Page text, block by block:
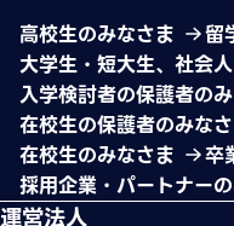
高校生のみなさま
留
大学生・短大生、社会
入学検討者の保護者の
在校生の保護者のみな
在校生のみなさま
卒
採用企業・パートナー
運営法人